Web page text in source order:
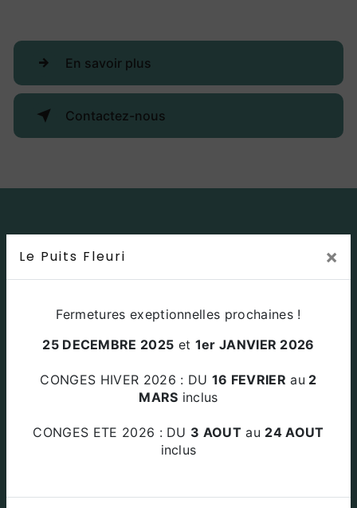
Le Puits Fleuri ×
Fermetures exeptionnelles prochaines !
25 DECEMBRE 2025 et 1er JANVIER 2026
CONGES HIVER 2026 : DU 16 FEVRIER au 2
MARS inclus
CONGES ETE 2026 : DU 3 AOUT au 24 AOUT
inclus
En savoir plus
Contactez-nous
Adresse
Za Le Plan Des Amandiers 84220
BEAUMETTES